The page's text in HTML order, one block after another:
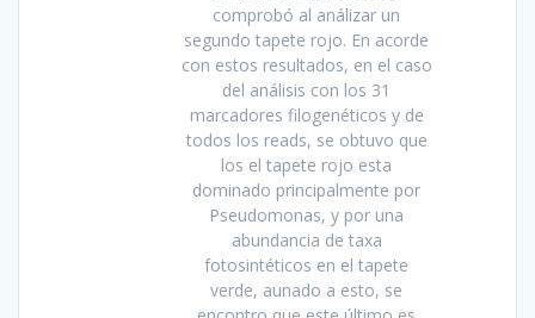
comprobó al análizar un
segundo tapete rojo. En acorde
con estos resultados, en el caso
del análisis con los 31
marcadores filogenéticos y de
todos los reads, se obtuvo que
los el tapete rojo esta
dominado principalmente por
Pseudomonas, y por una
abundancia de taxa
fotosintéticos en el tapete
verde, aunado a esto, se